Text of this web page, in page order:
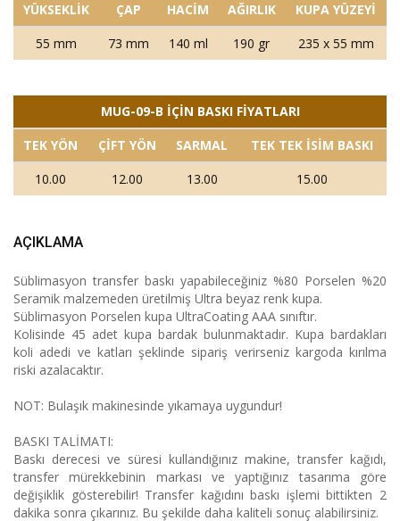
YÜKSEKLİK
ÇAP HACİM AĞIRLIK
KUPA YÜZEYİ
55 mm
73 mm 140 ml 190 gr 235 x 55 mm
MUG-09-B İÇİN BASKI FİYATLARI
TEK YÖN
ÇİFT YÖN SARMAL
TEK TEK İSİM BASKI
10.00
12.00 13.00 15.00
AÇIKLAMA
Süblimasyon transfer baskı yapabileceğiniz %80 Porselen %20
Seramik malzemeden üretilmiş Ultra beyaz renk kupa.
Süblimasyon Porselen kupa UltraCoating AAA sınıftır.
Kolisinde 45 adet kupa bardak bulunmaktadır. Kupa bardakları
koli adedi ve katları şeklinde sipariş verirseniz kargoda kırılma
riski azalacaktır.
NOT: Bulaşık makinesinde yıkamaya uygundur!
BASKI TALİMATI:
Baskı derecesi ve süresi kullandığınız makine, transfer kağıdı,
transfer mürekkebinin markası ve yaptığınız tasarıma göre
değişiklik gösterebilir! Transfer kağıdını baskı işlemi bittikten 2
dakika sonra çıkarınız. Bu şekilde daha kaliteli sonuç alabilirsiniz.